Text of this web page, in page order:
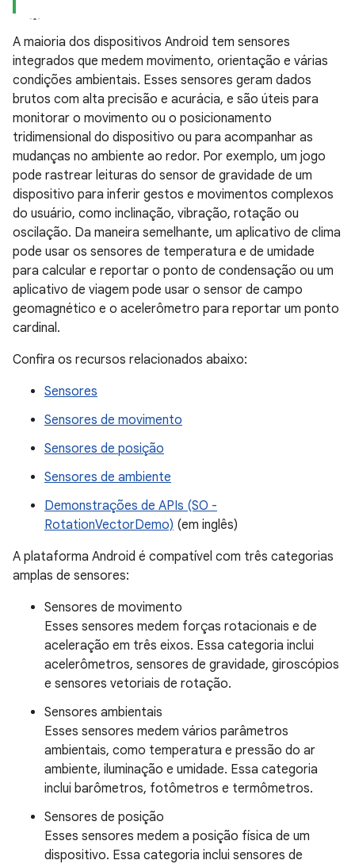
A maioria dos dispositivos Android tem sensores
integrados que medem movimento, orientação e várias
condições ambientais. Esses sensores geram dados
brutos com alta precisão e acurácia, e são úteis para
monitorar o movimento ou o posicionamento
tridimensional do dispositivo ou para acompanhar as
mudanças no ambiente ao redor. Por exemplo, um jogo
pode rastrear leituras do sensor de gravidade de um
dispositivo para inferir gestos e movimentos complexos
do usuário, como inclinação, vibração, rotação ou
oscilação. Da maneira semelhante, um aplicativo de clima
pode usar os sensores de temperatura e de umidade
para calcular e reportar o ponto de condensação ou um
aplicativo de viagem pode usar o sensor de campo
geomagnético e o acelerômetro para reportar um ponto
cardinal.
Confira os recursos relacionados abaixo:
Sensores
Sensores de movimento
Sensores de posição
Sensores de ambiente
Demonstrações de APIs (SO -
RotationVectorDemo) (em inglês)
A plataforma Android é compatível com três categorias
amplas de sensores:
Sensores de movimento
Esses sensores medem forças rotacionais e de
aceleração em três eixos. Essa categoria inclui
acelerômetros, sensores de gravidade, giroscópios
e sensores vetoriais de rotação.
Sensores ambientais
Esses sensores medem vários parâmetros
ambientais, como temperatura e pressão do ar
ambiente, iluminação e umidade. Essa categoria
inclui barômetros, fotômetros e termômetros.
Sensores de posição
Esses sensores medem a posição física de um
dispositivo. Essa categoria inclui sensores de